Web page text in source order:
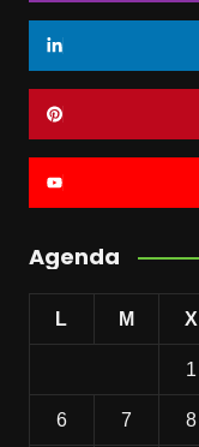
Agenda
L M X
1
6 7 8